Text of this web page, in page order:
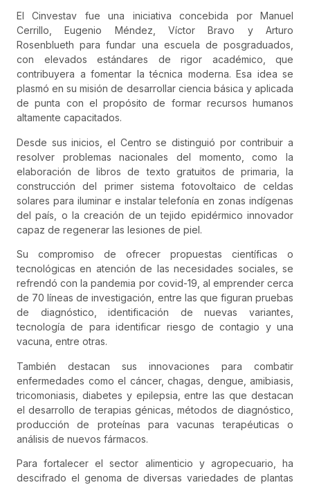
El Cinvestav fue una iniciativa concebida por Manuel
Cerrillo, Eugenio Méndez, Víctor Bravo y Arturo
Rosenblueth para fundar una escuela de posgraduados,
con elevados estándares de rigor académico, que
contribuyera a fomentar la técnica moderna. Esa idea se
plasmó en su misión de desarrollar ciencia básica y aplicada
de punta con el propósito de formar recursos humanos
altamente capacitados.
Desde sus inicios, el Centro se distinguió por contribuir a
resolver problemas nacionales del momento, como la
elaboración de libros de texto gratuitos de primaria, la
construcción del primer sistema fotovoltaico de celdas
solares para iluminar e instalar telefonía en zonas indígenas
del país, o la creación de un tejido epidérmico innovador
capaz de regenerar las lesiones de piel.
Su compromiso de ofrecer propuestas científicas o
tecnológicas en atención de las necesidades sociales, se
refrendó con la pandemia por covid-19, al emprender cerca
de 70 líneas de investigación, entre las que figuran pruebas
de diagnóstico, identificación de nuevas variantes,
tecnología de para identificar riesgo de contagio y una
vacuna, entre otras.
También destacan sus innovaciones para combatir
enfermedades como el cáncer, chagas, dengue, amibiasis,
tricomoniasis, diabetes y epilepsia, entre las que destacan
el desarrollo de terapias génicas, métodos de diagnóstico,
producción de proteínas para vacunas terapéuticas o
análisis de nuevos fármacos.
Para fortalecer el sector alimenticio y agropecuario, ha
descifrado el genoma de diversas variedades de plantas